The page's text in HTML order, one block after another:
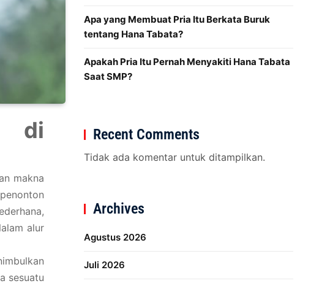
di
makna
alur
sesuatu
Apa yang Membuat Pria Itu Berkata Buruk
tentang Hana Tabata?
Apakah Pria Itu Pernah Menyakiti Hana Tabata
Saat SMP?
Recent Comments
Tidak ada komentar untuk ditampilkan.
Archives
Agustus 2026
Juli 2026